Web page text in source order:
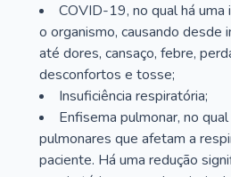
COVID-19, no qual há
o organismo, causando desde
até dores, cansaço, febre,
desconfortos e tosse;
Insuficiência respiratória;
Enfisema pulmonar, no
pulmonares que afetam a
paciente. Há uma redução